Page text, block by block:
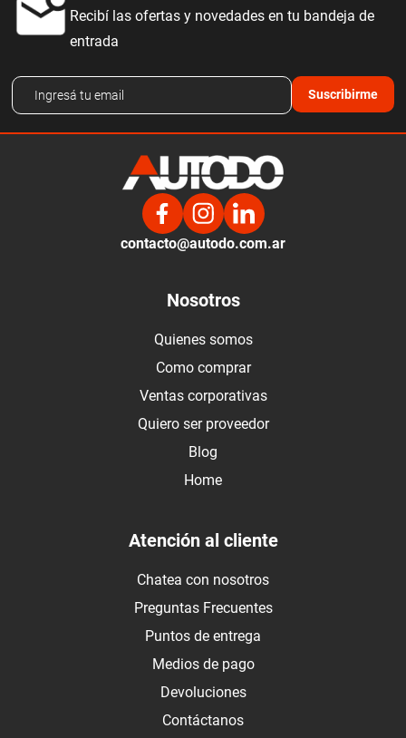
Recibí las ofertas y novedades en tu bandeja de
entrada
Suscribirme
contacto@autodo.com.ar
Nosotros
Quienes somos
Como comprar
Ventas corporativas
Quiero ser proveedor
Blog
Home
Atención al cliente
Chatea con nosotros
Preguntas Frecuentes
Puntos de entrega
Medios de pago
Devoluciones
Contáctanos